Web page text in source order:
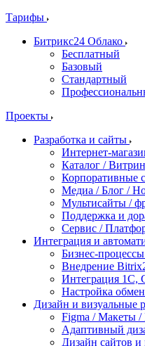
Тарифы
Битрикс24 Облако
Бесплатный
Базовый
Стандартный
Проекты
Разработка и сайты
Интернет-
Каталог /
Корпоративные
Медиа / Блог /
Мультисайты /
Поддержка и
Сервис /
Интеграция и
Бизнес-
Внедрение
Интеграция 1С,
Настройка
Дизайн и визуальные
Figma / Макеты /
Адаптивный
Дизайн сайтов